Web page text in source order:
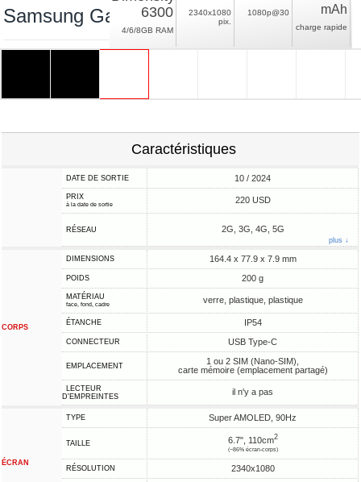
Samsung Galaxy A16 5G Dimensity
6300
4/6/8GB RAM
2340x1080
pix.
1080p@30
mAh
charge rapide
Caractéristiques
DATE DE SORTIE 10 / 2024
PRIX
à la date de sortie 220 USD
RÉSEAU 2G, 3G, 4G, 5G
plus ↓
CORPS
DIMENSIONS 164.4 x 77.9 x 7.9 mm
POIDS 200 g
MATÉRIAU
face, fond, cadre verre, plastique, plastique
ÉTANCHE IP54
CONNECTEUR USB Type-C
EMPLACEMENT
1 ou 2 SIM (Nano-SIM),
carte mémoire (emplacement partagé)
LECTEUR
D'EMPREINTES
il n'y a pas
ÉCRAN
TYPE Super AMOLED, 90Hz
TAILLE 6.7", 110cm2
(~86% écran-corps)
RÉSOLUTION 2340x1080